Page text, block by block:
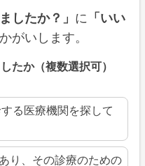
したか？」 に 「いい
がいします。
たか（複数選択可）
る医療機関を探して
り、その診療のための